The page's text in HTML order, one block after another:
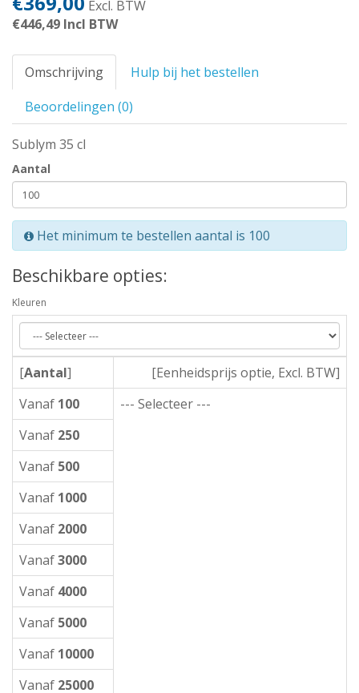
Excl. BTW
€446,49 Incl BTW
Omschrijving
Hulp bij het bestellen
Beoordelingen (0)
Sublym 35 cl
Aantal
Het minimum te bestellen aantal is 100
Beschikbare opties:
Kleuren
[Aantal]
[Eenheidsprijs optie, Excl. BTW]
Vanaf 100
--- Selecteer ---
Vanaf 250
Vanaf 500
Vanaf 1000
Vanaf 2000
Vanaf3000
Vanaf 4000
Vanaf 5000
Vanaf 10000
Vanaf 25000